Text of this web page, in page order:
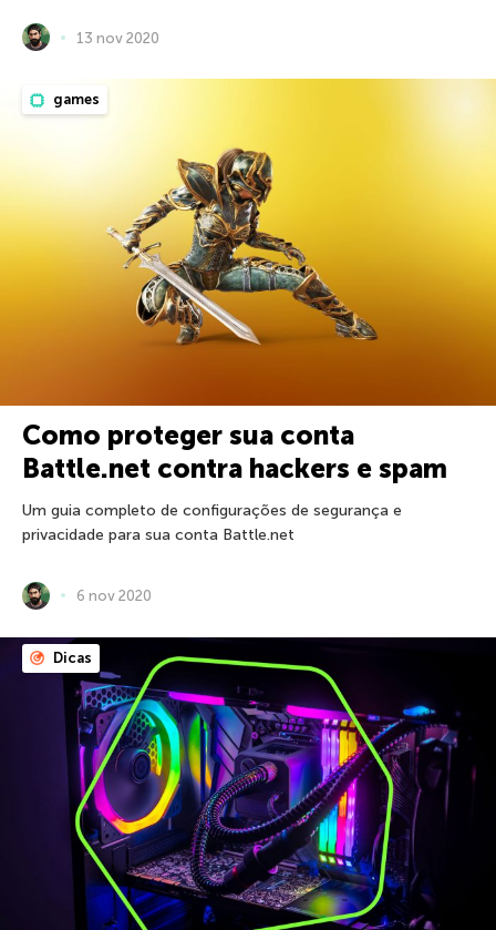
13 nov 2020
games
Como proteger sua conta
Battle.net contra hackers e spam
Um guia completo de configurações de segurança e
privacidade para sua conta Battle.net
6 nov 2020
Dicas